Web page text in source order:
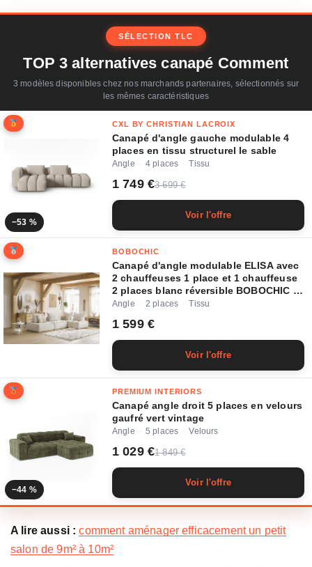
SÉLECTION TLC
TOP 3 alternatives canapé Comment
3 modèles disponibles chez nos marchands partenaires, sélectionnés sur
les mêmes caractéristiques
−53 %
CXL BY CHRISTIAN LACROIX
Canapé d'angle gauche modulable 4
places en tissu structurel le sable
Angle · 4 places · Tissu
1 749 €3 699 €
Voir l'offre
BOBOCHIC
Canapé d'angle modulable ELISA avec
2 chauffeuses 1 place et 1 chauffeuse
2 places blanc réversible BOBOCHIC 4
places
Angle · 2 places · Tissu
1 599 €
Voir l'offre
−44 %
PREMIUM INTERIORS
Canapé angle droit 5 places en velours
gaufré vert vintage
Angle · 5 places · Velours
1 029 €1 849 €
Voir l'offre
A lire aussi : comment aménager efficacement un petit
salon de 9m² à 10m²